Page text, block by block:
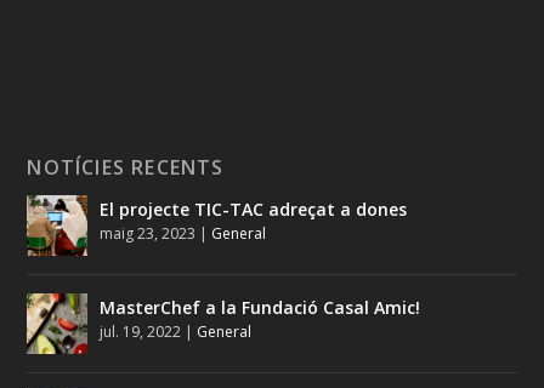
NOTÍCIES RECENTS
El projecte TIC-TAC adreçat a dones
maig 23, 2023 | General
MasterChef a la Fundació Casal Amic!
jul. 19, 2022 | General